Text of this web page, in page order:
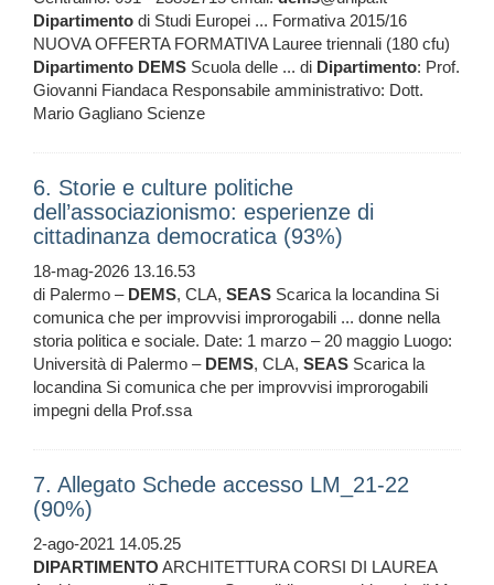
Dipartimento di Studi Europei ... Formativa 2015/16
NUOVA OFFERTA FORMATIVA Lauree triennali (180 cfu)
Dipartimento DEMS Scuola delle ... di Dipartimento: Prof.
Giovanni Fiandaca Responsabile amministrativo: Dott.
Mario Gagliano Scienze
6. Storie e culture politiche
dell’associazionismo: esperienze di
cittadinanza democratica (93%)
18-mag-2026 13.16.53
di Palermo – DEMS, CLA, SEAS Scarica la locandina Si
comunica che per improvvisi improrogabili ... donne nella
storia politica e sociale. Date: 1 marzo – 20 maggio Luogo:
Università di Palermo – DEMS, CLA, SEAS Scarica la
locandina Si comunica che per improvvisi improrogabili
impegni della Prof.ssa
7. Allegato Schede accesso LM_21-22
(90%)
2-ago-2021 14.05.25
DIPARTIMENTO ARCHITETTURA CORSI DI LAUREA